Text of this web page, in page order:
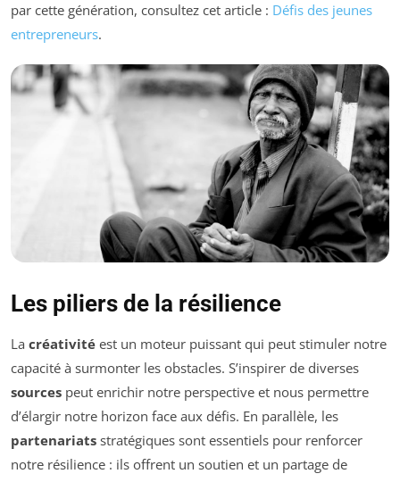
par cette génération, consultez cet article : Défis des jeunes
entrepreneurs.
Les piliers de la résilience
La créativité est un moteur puissant qui peut stimuler notre
capacité à surmonter les obstacles. S’inspirer de diverses
sources peut enrichir notre perspective et nous permettre
d’élargir notre horizon face aux défis. En parallèle, les
partenariats stratégiques sont essentiels pour renforcer
notre résilience : ils offrent un soutien et un partage de